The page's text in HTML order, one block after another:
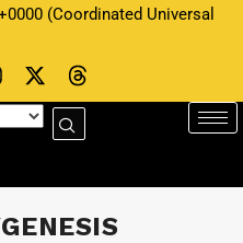
(Coordinated Universal